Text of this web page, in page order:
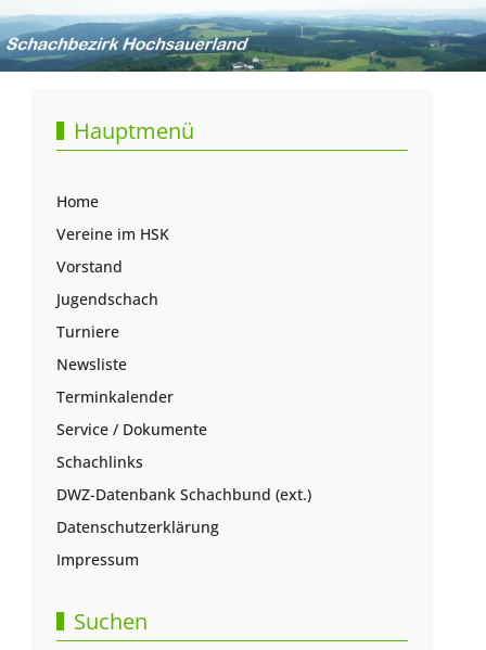
Hauptmenü
Home
Vereine im HSK
Vorstand
Jugendschach
Turniere
Newsliste
Terminkalender
Service / Dokumente
Schachlinks
DWZ-Datenbank Schachbund (ext.)
Datenschutzerklärung
Impressum
Suchen